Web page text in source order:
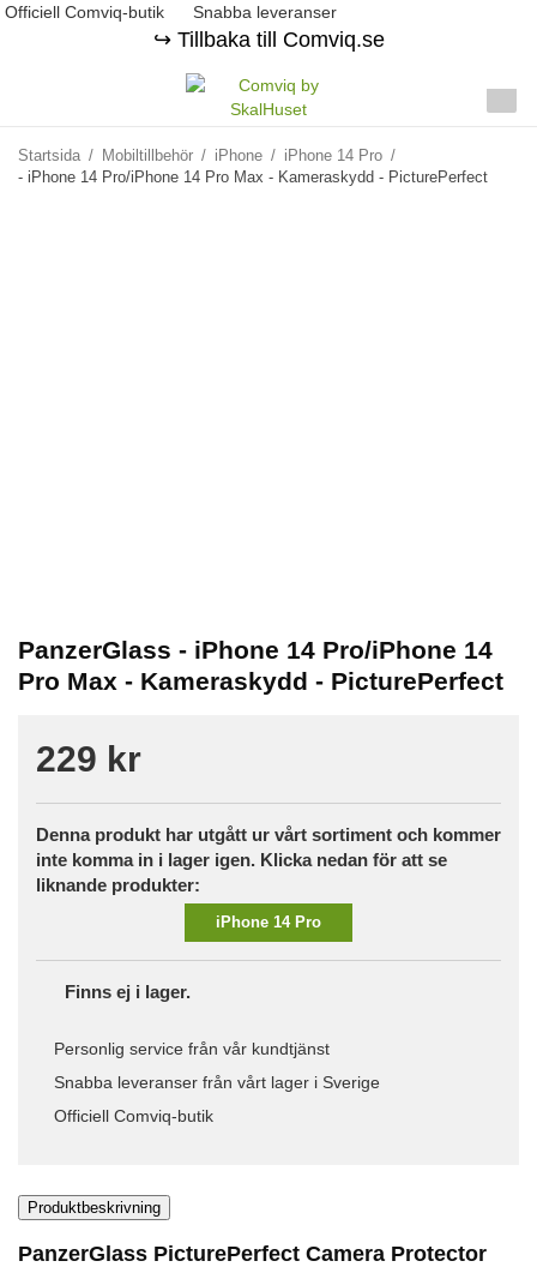
Officiell Comviq-butik Snabba leveranser
↪️ Tillbaka till Comviq.se
Startsida / Mobiltillbehör / iPhone / iPhone 14 Pro /
- iPhone 14 Pro/iPhone 14 Pro Max - Kameraskydd - PicturePerfect
PanzerGlass - iPhone 14 Pro/iPhone 14
Pro Max - Kameraskydd - PicturePerfect
229 kr
Denna produkt har utgått ur vårt sortiment och kommer
inte komma in i lager igen. Klicka nedan för att se
liknande produkter:
iPhone 14 Pro
Finns ej i lager.
Personlig service från vår kundtjänst
Snabba leveranser från vårt lager i Sverige
Officiell Comviq-butik
Produktbeskrivning
PanzerGlass PicturePerfect Camera Protector